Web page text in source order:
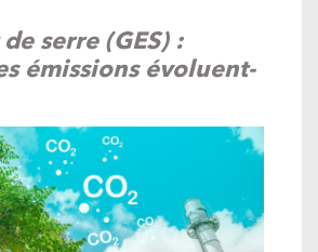
serre (GES) :
émissions évoluent-